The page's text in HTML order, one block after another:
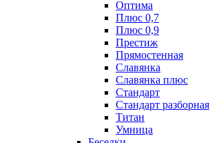
Оптима
Плюс 0,7
Плюс 0,9
Престиж
Прямостенная
Славянка
Славянка плюс
Стандарт
Стандарт разборная
Титан
Умница